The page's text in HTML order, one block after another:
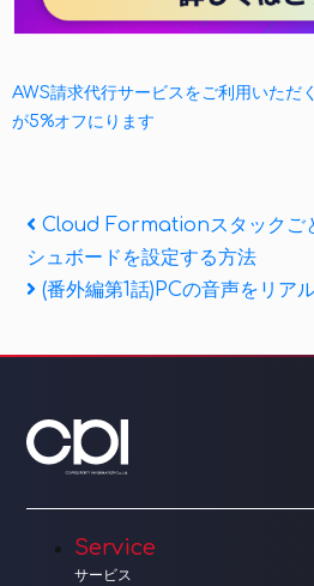
AWS請求代行サービスをご利用いただ
が5%オフにります
投
稿
ビ
ゲ
ー
シ
ョ
Previous
Post
Cloud Formationスタックご
シュボードを設定する方法
Next
(番外編第1話)PCの音声をリア
Service
サービス